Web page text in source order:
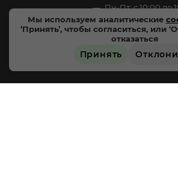
Мы используем аналитические
‘Принять’, чтобы согласиться, или
отказаться
Принять
Пн-Пт: с 10:00 до
Сб: Выходной
Вс: Выходной